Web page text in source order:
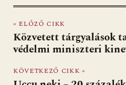
e
b
o
o
er at
s
A
p
d
di
t
« ELŐZŐ CIKK
Közvetett tárgyalások
védelmi miniszteri
KÖVETKEZŐ CIKK »